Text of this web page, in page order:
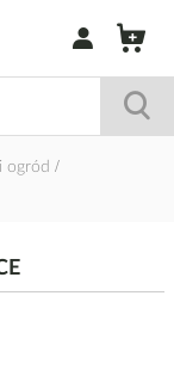
Zaloguj się /
ogród